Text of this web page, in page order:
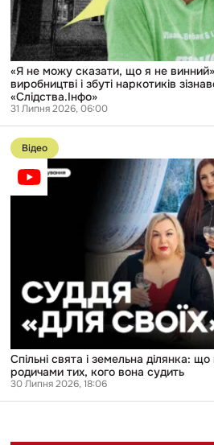
обвинувачений
виробництві
збуті
наркотиків
зізнався
журналістам
«Слідства.Інфо»
«Я не можу сказати, що я не
виробництві і збуті наркотиків
«Слідства.Інфо»
31 Липня 2026, 06:00
Перейти
до
публікації
Спільні
свята
родичами
тих,
вона
судить
Відео
Спільні свята і земельна ділянка:
родичами тих, кого вона судить
30 Липня 2026, 18:06